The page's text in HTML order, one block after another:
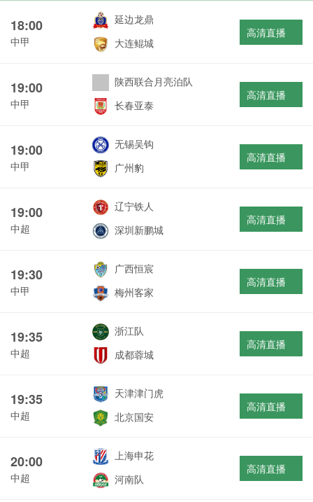
18:00
中甲
延边龙鼎
大连鲲城
高清直播
19:00
中甲
陕西联合月亮泊队
长春亚泰
高清直播
19:00
中甲
无锡吴钩
广州豹
高清直播
19:00
中超
辽宁铁人
深圳新鹏城
高清直播
19:30
中甲
广西恒宸
梅州客家
高清直播
19:35
中超
浙江队
成都蓉城
高清直播
19:35
中超
天津津门虎
北京国安
高清直播
20:00
中超
上海申花
河南队
高清直播